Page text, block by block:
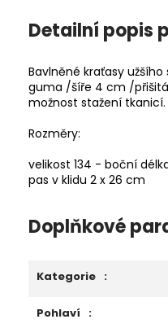
Detailní popis
Bavlněné kraťasy
guma /šíře 4 cm /
možnost stažení tkanicí.
Rozměry:
velikost 134 - boční
pas v klidu 2 x 26 cm
Doplňkové
Kategorie :
Pohlaví :